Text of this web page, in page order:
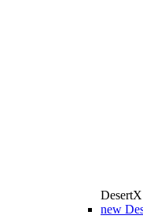
DesertX
new